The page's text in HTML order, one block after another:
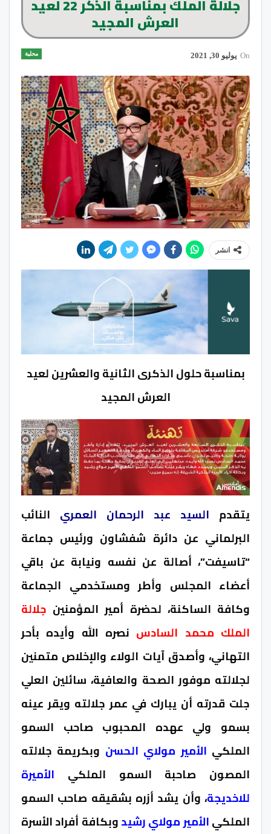
جلالة الملك بمناسبة الذكر 22 لعيد
العرش المجيد
محلية On يوليو 30, 2021
انشر
بمناسبة حلول الذكرى الثانية والعشرين لعيد
العرش المجيد
يتقدم السيد عبد الرحمان العمري النائب
البرلماني عن دائرة شفشاون ورئيس جماعة
“تاسيفت”، أصالة عن نفسه ونيابة عن باقي
أعضاء المجلس وأطر ومستخدمي الجماعة
وكافة الساكنة، لحضرة أمير المؤمنين جلالة
الملك محمد السادس نصره الله وأيده بأحر
التهاني، وأصدق آيات الولاء والإخلاص متمنين
لجلالته موفور الصحة والعافية، سائلين العلي
جلت قدرته أن يبارك في عمر جلالته ويقر عينه
بسمو ولي عهده المحبوب صاحب السمو
الملكي الأمير مولاي الحسن وبكريمة جلالته
المصون صاحبة السمو الملكي الأميرة
للاخديجة، وأن يشد أزره بشقيقه صاحب السمو
الملكيالأمير مولاي رشيدوبكافة أفراد الأسرة